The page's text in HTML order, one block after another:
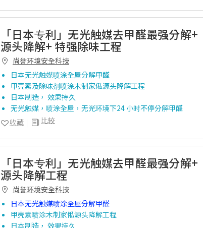
「日本专利」无光触媒去甲醛最强分解+
源头降解+ 特强除味工程
尚誉环境安全科技
日本无光触媒喷涂全屋分解甲醛
甲壳素及除味剂喷涂木制家俬源头降解工程
日本制造， 效果持久
无光触媒，喷涂全屋，无光环境下24 小时不停分解甲醛
比较
收藏
「日本专利」无光触媒去甲醛最强分解+
源头降解工程
尚誉环境安全科技
日本无光触媒喷涂全屋分解甲醛
甲壳素喷涂木制家俬源头降解工程
日本制造， 效果持久